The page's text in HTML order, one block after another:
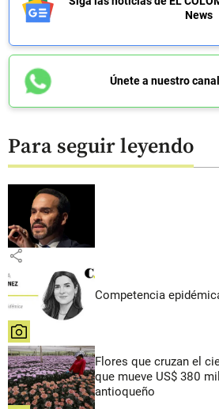
News
Únete a nuestro
Para seguir leyendo
share
Competencia
share
Flores que cruzan el
que mueve US$ 380
antioqueño